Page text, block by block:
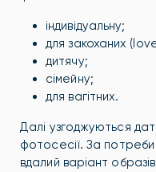
індивідуальну;
для закоханих
дитячу;
сімейну;
для вагітних.
Далі узгоджуються
фотосесії. За
вдалий варіант